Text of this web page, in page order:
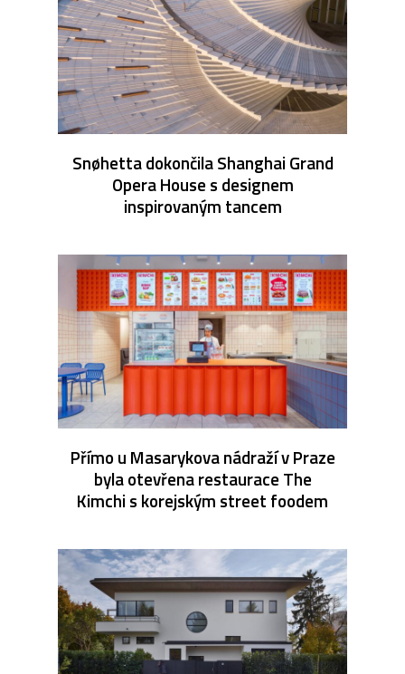
Snøhetta dokončila Shanghai Grand
Opera House s designem
inspirovaným tancem
Přímo u Masarykova nádraží v Praze
byla otevřena restaurace The
Kimchi s korejským street foodem